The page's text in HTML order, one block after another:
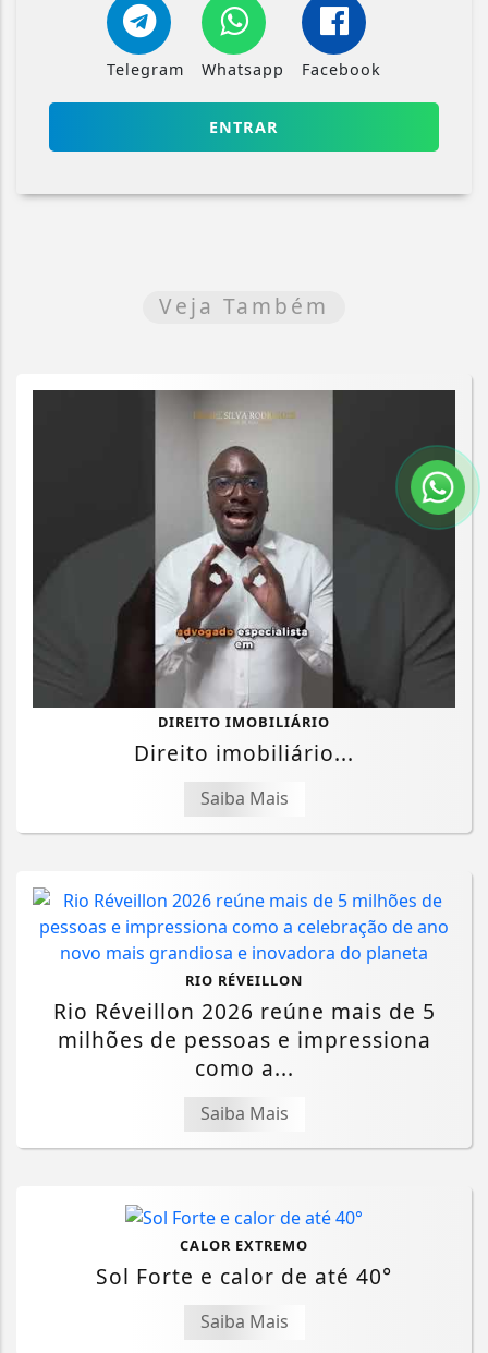
Telegram Whatsapp Facebook
ENTRAR
Veja Também
DIREITO IMOBILIÁRIO
Direito imobiliário...
Saiba Mais
RIO RÉVEILLON
Rio Réveillon 2026 reúne mais de 5
milhões de pessoas e impressiona
como a...
Saiba Mais
CALOR EXTREMO
Sol Forte e calor de até 40°
Saiba Mais